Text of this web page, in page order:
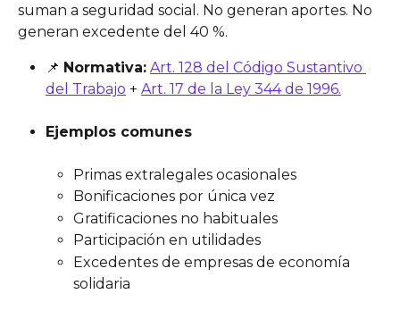
suman a seguridad social. No generan aportes. No
generan excedente del 40 %.
📌 Normativa: Art. 128 del Código Sustantivo
del Trabajo + Art. 17 de la Ley 344 de 1996.
Ejemplos comunes
Primas extralegales ocasionales
Bonificaciones por única vez
Gratificaciones no habituales
Participación en utilidades
Excedentes de empresas de economía
solidaria